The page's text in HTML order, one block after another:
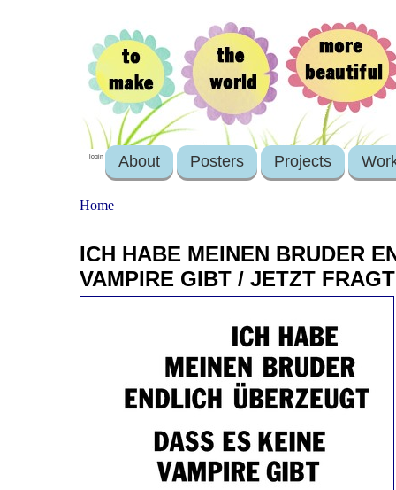
login About Posters Projects
Home
ICH HABE MEINEN BRUDER
VAMPIRE GIBT / JETZT